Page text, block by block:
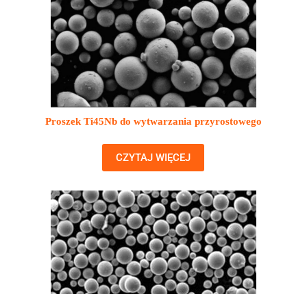
Proszek Ti45Nb do wytwarzania przyrostowego
CZYTAJ WIĘCEJ